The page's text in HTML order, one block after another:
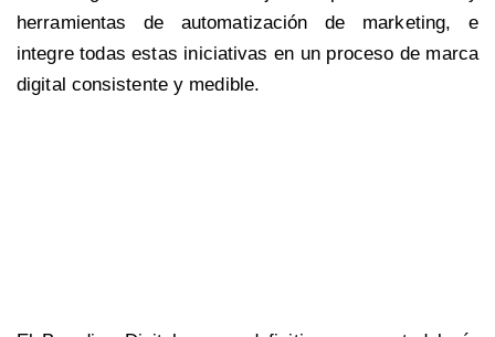
herramientas de automatización de marketing, e
integre todas estas iniciativas en un proceso de marca
digital consistente y medible.